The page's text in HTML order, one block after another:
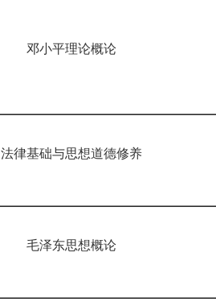
邓小平理论概论
法律基础与思想道德修养
毛泽东思想概论